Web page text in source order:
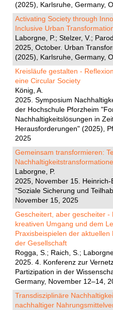
(2025), Karlsruhe, Germany,
Activating Society through
Inclusive Urban
Laborgne, P.; Stelzer, V.;
2025, October. Urban
(2025), Karlsruhe, Germany,
Kreisläufe gestalten -
eine Circular Society
König, A.
2025. Symposium
der Hochschule Pforzheim
Nachhaltigkeitslösungen in
Herausforderungen" (2025),
2025
Gemeinsam transformieren:
Laborgne, P.
2025, November 15. Heinrich-
"Soziale Sicherung und
November 15, 2025
Gescheitert, aber gescheiter -
kreativen Umgang und dem
Praxisbeispielen der
der Gesellschaft
Rogga, S.; Raich, S.;
2025. 4. Konferenz zur
Partizipation in der
Germany, November 12–14,
Transdisziplinäre
nachhaltiger